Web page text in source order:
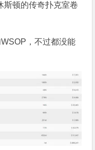
斯顿的传奇扑克室卷
，不过都没能